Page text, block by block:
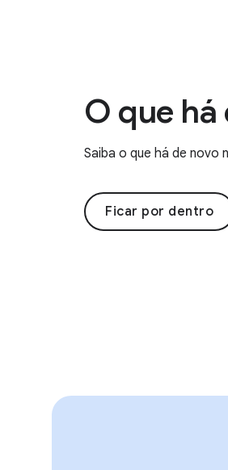
O que há
Saiba o que há de novo
Ficar por dentro